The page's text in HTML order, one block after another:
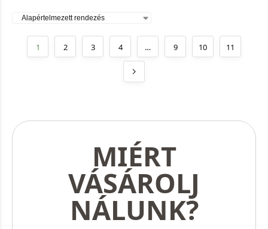
1 2 3 4 … 9 10 11
MIÉRT
VÁSÁROLJ
NÁLUNK?